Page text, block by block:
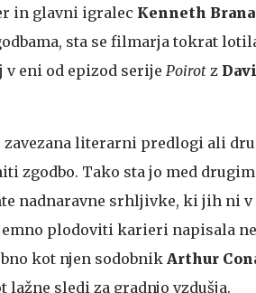
in glavni igralec Kenneth
sta se filmarja tokrat
eni od epizod serije Poirot z
zavezana literarni predlogi ali
zgodbo. Tako sta jo med
nadnaravne srhljivke, ki jih ni
plodoviti karieri napisala
kot njen sodobnik Arthur
sledi za gradnjo vzdušja.